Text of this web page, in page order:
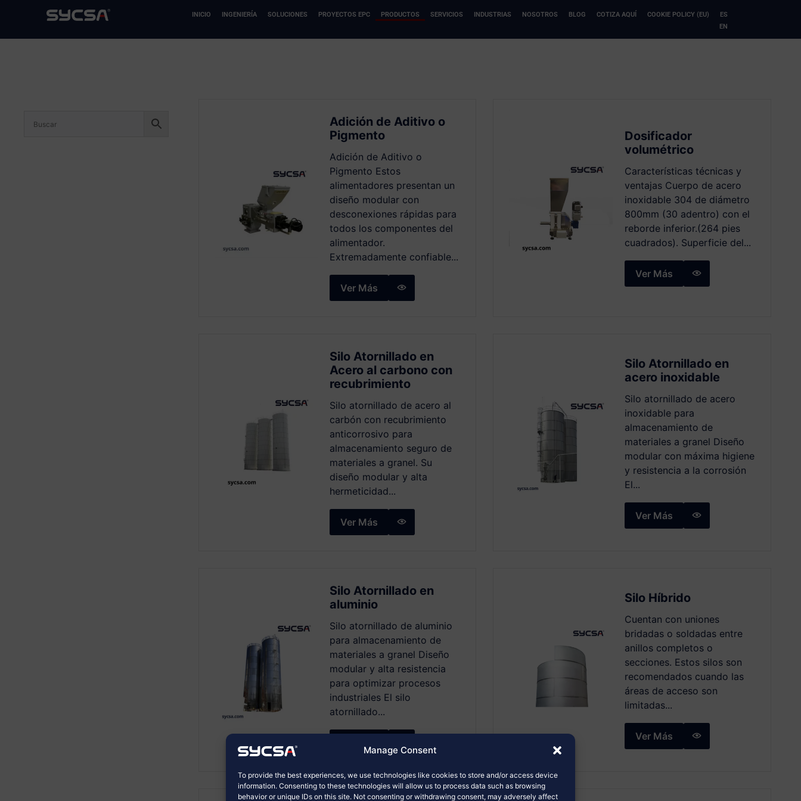
Manage Consent
To provide the best experiences, we use technologies like cookies to store and/or access device
information. Consenting to these technologies will allow us to process data such as browsing
behavior or unique IDs on this site. Not consenting or withdrawing consent, may adversely affect
contenido
INICIO INGENIERÍA SOLUCIONES PROYECTOS EPC PRODUCTOS SERVICIOS INDUSTRIAS NOSOTROS BLOG COTIZA AQUÍ COOKIE POLICY (EU)
ES
EN
Adición de Aditivo o
Pigmento
Adición de Aditivo o
Pigmento Estos
alimentadores presentan un
diseño modular con
desconexiones rápidas para
todos los componentes del
alimentador.
Extremadamente confiable...
Ver Más
Dosificador
volumétrico
Características técnicas y
ventajas Cuerpo de acero
inoxidable 304 de diámetro
800mm (30 adentro) con el
reborde inferior.(264 pies
cuadrados). Superficie del...
Ver Más
Silo Atornillado en
Acero al carbono con
recubrimiento
Silo atornillado de acero al
carbón con recubrimiento
anticorrosivo para
almacenamiento seguro de
materiales a granel. Su
diseño modular y alta
hermeticidad...
Ver Más
Silo Atornillado en
acero inoxidable
Silo atornillado de acero
inoxidable para
almacenamiento de
materiales a granel Diseño
modular con máxima higiene
y resistencia a la corrosión
El...
Ver Más
Silo Atornillado en
aluminio
Silo atornillado de aluminio
para almacenamiento de
materiales a granel Diseño
modular y alta resistencia
para optimizar procesos
industriales El silo
atornillado...
Silo Híbrido
Cuentan con uniones
bridadas o soldadas entre
anillos completos o
secciones. Estos silos son
recomendados cuando las
áreas de acceso son
limitadas...
Ver Más